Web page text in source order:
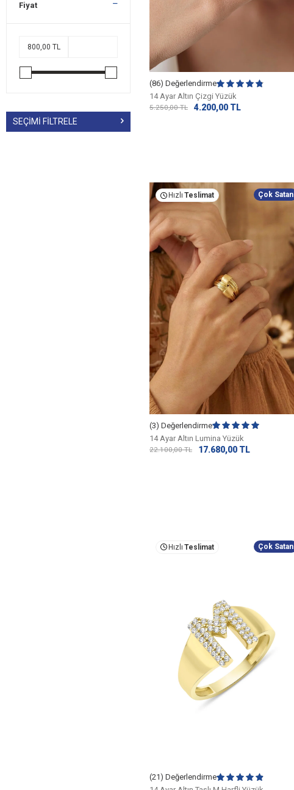
Fiyat
SEÇIMI FILTRELE
(86) Değerlendirme
14 Ayar Altın Çizgi Yüzük
5.250,00TL 4.200,00 TL
Hızlı Teslimat Çok Satan
(3) Değerlendirme
14 Ayar Altın Lumina Yüzük
22.100,00TL 17.680,00 TL
Hızlı Teslimat Çok Satan
(21) Değerlendirme